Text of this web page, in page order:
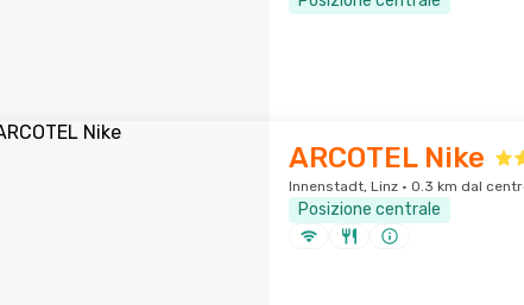
ARCOTEL Nike
Innenstadt, Linz · 0.3 km dal
Posizione centrale